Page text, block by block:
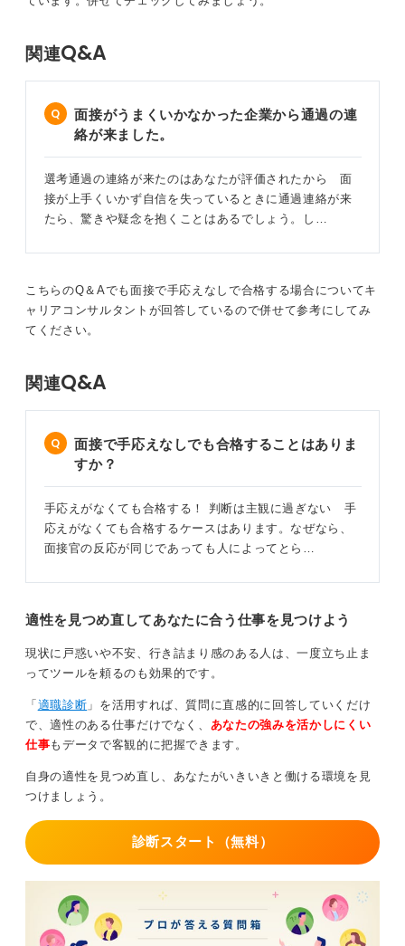
関連Q&A
面接がうまくいかなかった企業から通過の連
絡が来ました。
選考通過の連絡が来たのはあなたが評価されたから 面
接が上手くいかず自信を失っているときに通過連絡が来
たら、驚きや疑念を抱くことはあるでしょう。し…
こちらのQ＆Aでも面接で手応えなしで合格する場合についてキ
ャリアコンサルタントが回答しているので併せて参考にしてみ
てください。
関連Q&A
面接で手応えなしでも合格することはありま
すか？
手応えがなくても合格する！ 判断は主観に過ぎない 手
応えがなくても合格するケースはあります。なぜなら、
面接官の反応が同じであっても人によってとら…
適性を見つめ直してあなたに合う仕事を見つけよう
現状に戸惑いや不安、行き詰まり感のある人は、一度立ち止ま
ってツールを頼るのも効果的です。
「 適職診断 」を活用すれば、質問に直感的に回答していくだけ
で、適性のある仕事だけでなく、 あなたの強みを活かしにくい
仕事もデータで客観的に把握できます。
自身の適性を見つめ直し、あなたがいきいきと働ける環境を見
つけましょう。
診断スタート（無料）